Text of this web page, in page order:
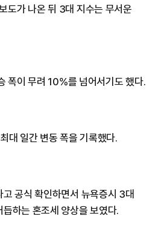
도가 나온 뒤 3대 지수는 무서운
폭이 무려 10%를 넘어서기도 했다.
대 일간 변동 폭을 기록했다.
공식 확인하면서 뉴욕증시 3대
하는 혼조세 양상을 보였다.